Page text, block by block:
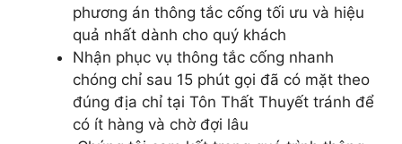
phương án thông tắc cống tối ưu và hiệu
quả nhất dành cho quý khách
Nhận phục vụ thông tắc cống nhanh
chóng chỉ sau 15 phút gọi đã có mặt theo
đúng địa chỉ tại Tôn Thất Thuyết tránh để
có ít hàng và chờ đợi lâu